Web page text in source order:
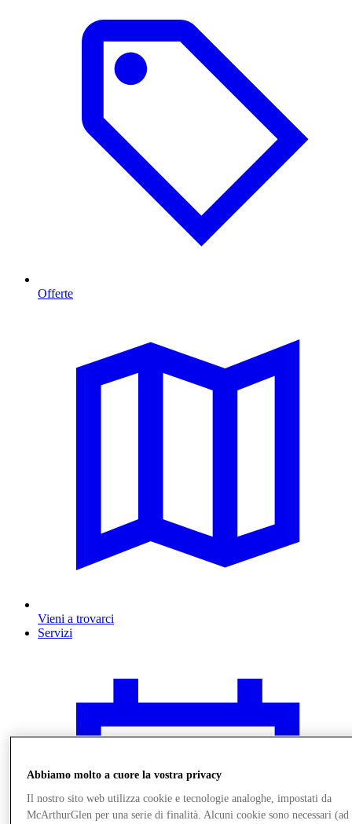
Offerte
Vieni a trovarci
Servizi
Abbiamo molto a cuore la vostra privacy
Il nostro sito web utilizza cookie e tecnologie analoghe, impostati da
McArthurGlen per una serie di finalità. Alcuni cookie sono necessari (ad